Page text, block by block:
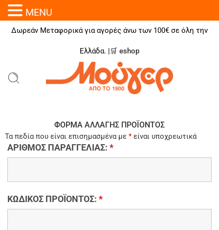
Δωρεάν Μεταφορικά για αγορές άνω των 100€ σε όλη την
Ελλάδα. |🛒 eshop
ΦΟΡΜΑ ΑΛΛΑΓΗΣ ΠΡΟΪΟΝΤΟΣ
Τα πεδία που είναι επισημασμένα με *είναι υποχρεωτικά
ΑΡΙΘΜΟΣ ΠΑΡΑΓΓΕΛΙΑΣ: *
ΚΩΔΙΚΟΣ ΠΡΟΪΟΝΤΟΣ: *
MENU